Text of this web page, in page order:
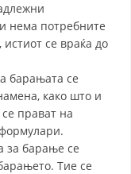
нема потребните
се враќа до
барањата се
како што и
прават на
за барање се
Тие се